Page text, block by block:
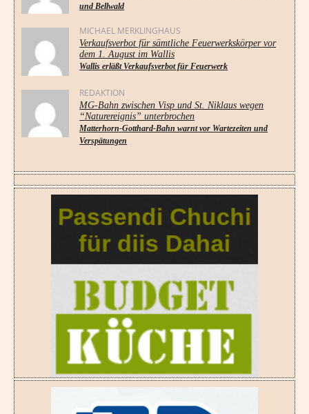
und Bellwald
MICHAEL MERKLINGHAUS
Verkaufsverbot für sämtliche Feuerwerkskörper vor
dem 1. August im Wallis
Wallis erläßt Verkaufsverbot für Feuerwerk
REDAKTION
MG-Bahn zwischen Visp und St. Niklaus wegen
“Naturereignis” unterbrochen
Matterhorn-Gotthard-Bahn warnt vor Wartezeiten und
Verspätungen